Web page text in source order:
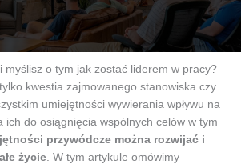
myślisz o tym jak zostać liderem w pracy?
kwestia zajmowanego stanowiska czy
umiejętności wywierania wpływu na
ich do osiągnięcia wspólnych celów w tym
przywódcze można rozwijać i
życie. W tym artykule omówimy